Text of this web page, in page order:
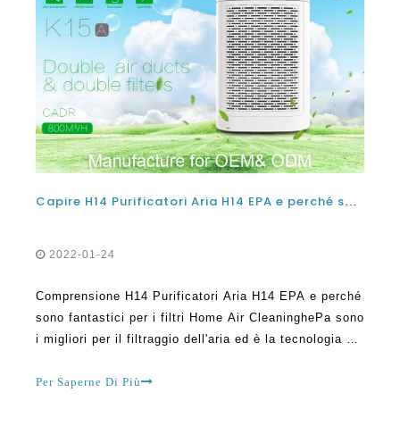
Capire H14 Purificatori Aria H14 EPA e perché sono fantastici per la pulizia dell'aria della casa
2022-01-24
Comprensione H14 Purificatori Aria H14 EPA e perché
sono fantastici per i filtri Home Air CleaninghePa sono
i migliori per il filtraggio dell'aria ed è la tecnologia più
fare una grande differenza all'interno della casa, e
Per Saperne Di Più